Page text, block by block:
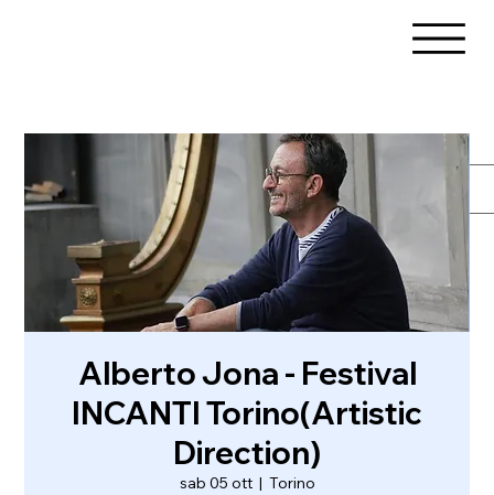
Alberto Jona - Festival
INCANTI Torino(Artistic
Direction)
sab 05 ott
  |
Torino